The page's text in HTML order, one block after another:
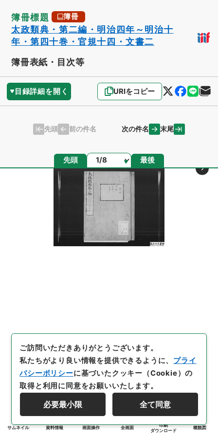
簿冊標題 簿冊
太政類典・第二編・明治四年～明治十
年・第四十巻・官規十四・文書二
簿冊表紙・目次等
目録詳細を開く URIをコピー
先頭 前の件名 次の件名 末尾
先頭 ページ 最後
サムネイル 資料情報 画面操作 全画面
印刷
ダウンロード
概観図
ご訪問いただきありがとうございます。
私たちがより良い情報を提供できるように、 プライ
バシーポリシーに基づいたクッキー（Cookie）の
取得と利用に同意をお願いいたします。
必要最小限 全て同意